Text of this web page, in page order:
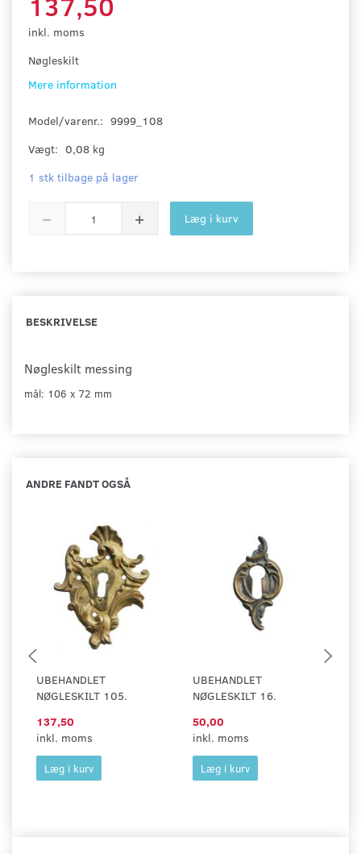
inkl. moms
Nøgleskilt
Mere information
Model/varenr.: 9999_108
Vægt: 0,08 kg
1 stk tilbage på lager
Læg i kurv
BESKRIVELSE
Nøgleskilt messing
mål: 106 x 72 mm
ANDRE FANDT OGSÅ
UBEHANDLET
NØGLESKILT 105.
137,50
inkl. moms
Læg i kurv
UBEHANDLET
NØGLESKILT 16.
50,00
inkl. moms
Læg i kurv